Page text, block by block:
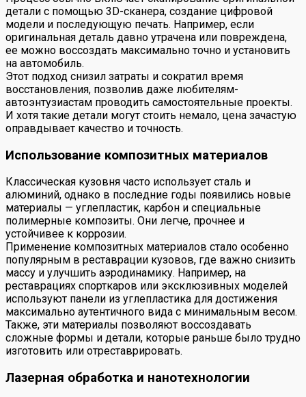
детали с помощью 3D-сканера, создание цифровой
модели и последующую печать. Например, если
оригинальная деталь давно утрачена или повреждена,
ее можно воссоздать максимально точно и установить
на автомобиль.
Этот подход снизил затраты и сократил время
восстановления, позволив даже любителям-
автоэнтузиастам проводить самостоятельные проекты.
И хотя такие детали могут стоить немало, цена зачастую
оправдывает качество и точность.
Использование композитных материалов
Классическая кузовня часто использует сталь и
алюминий, однако в последние годы появились новые
материалы — углепластик, карбон и специальные
полимерные композиты. Они легче, прочнее и
устойчивее к коррозии.
Применение композитных материалов стало особенно
популярным в реставрации кузовов, где важно снизить
массу и улучшить аэродинамику. Например, на
реставрациях спорткаров или эксклюзивных моделей
используют панели из углепластика для достижения
максимально аутентичного вида с минимальным весом.
Также, эти материалы позволяют воссоздавать
сложные формы и детали, которые раньше было трудно
изготовить или отреставрировать.
Лазерная обработка и нанотехнологии